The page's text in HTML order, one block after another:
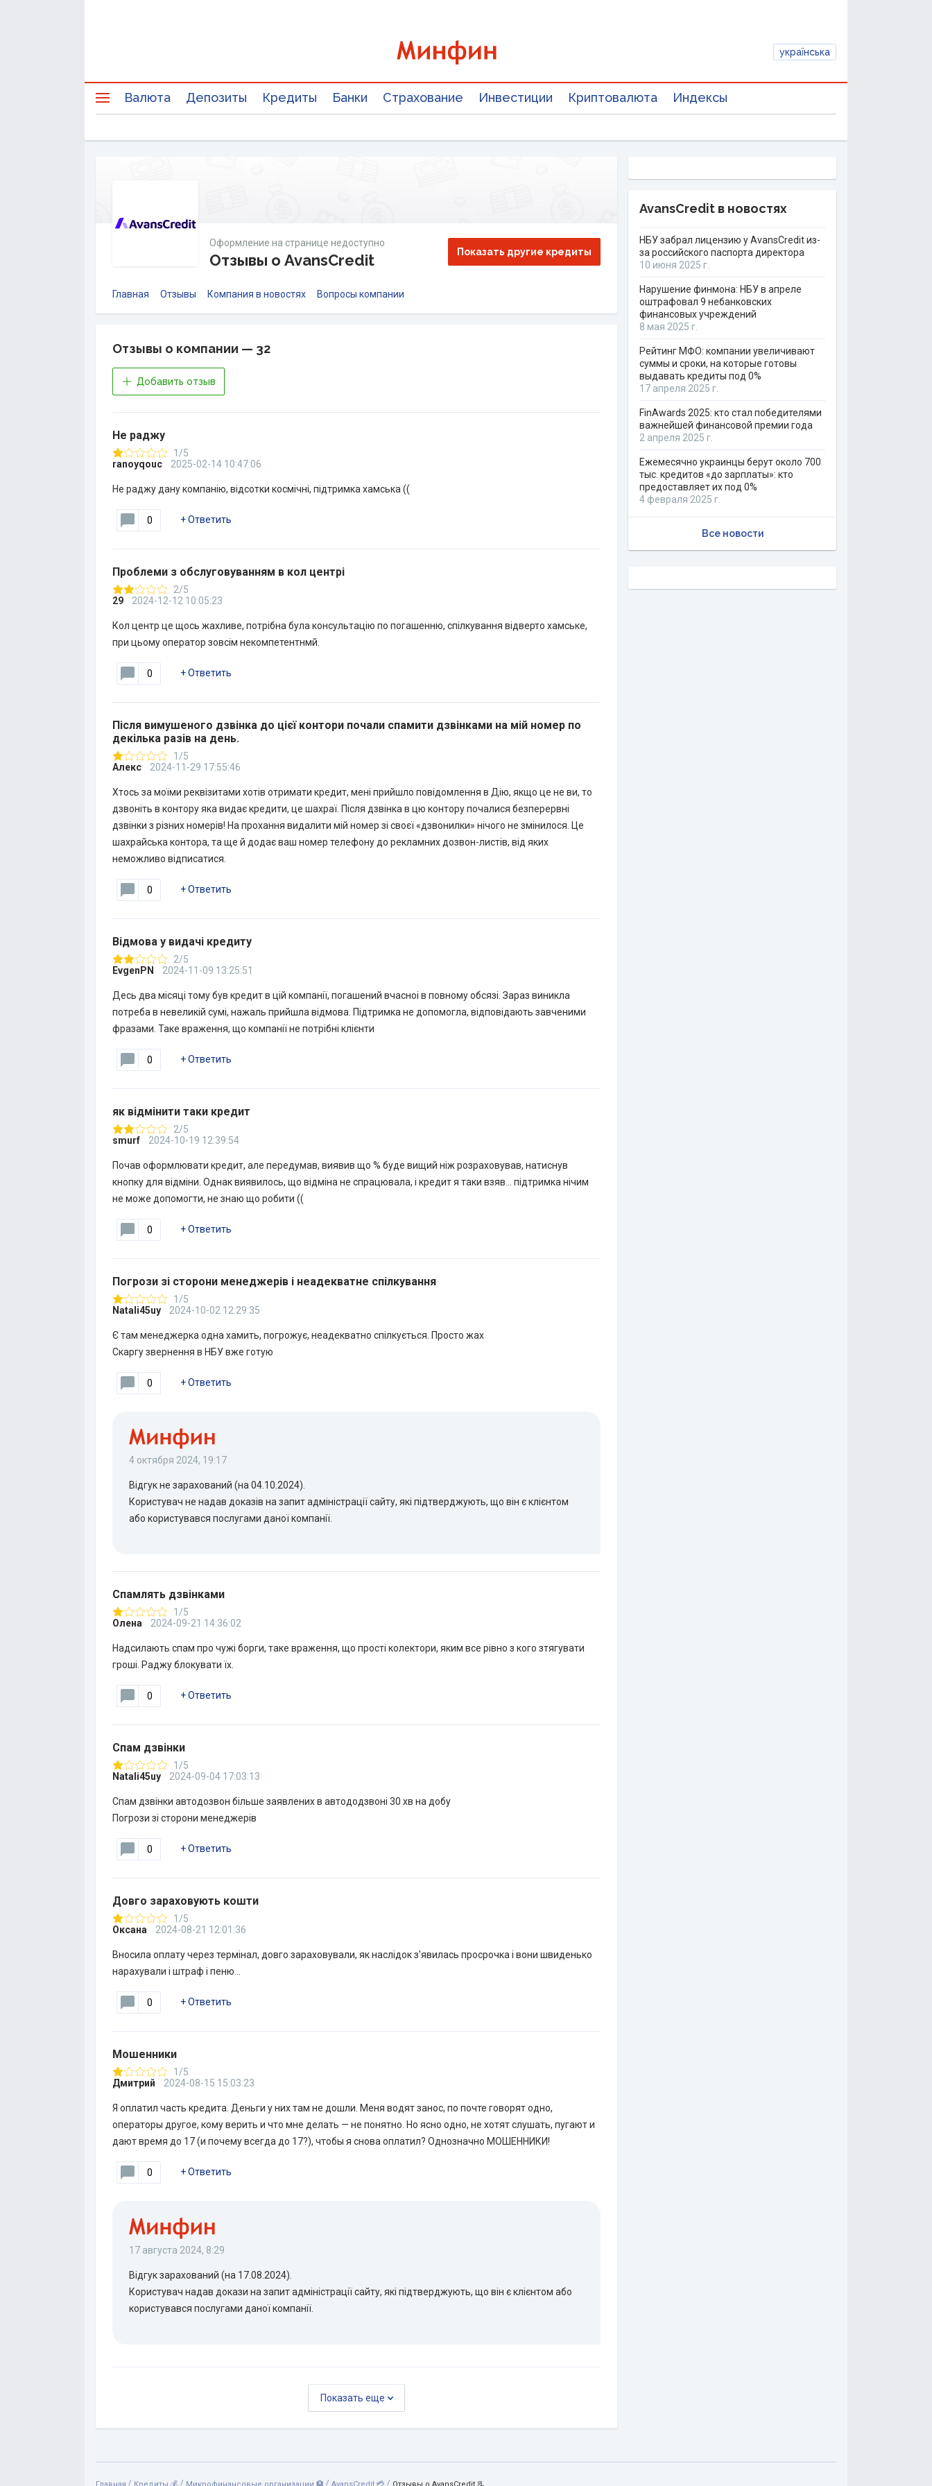
українська
Валюта Депозиты Кредиты Банки Страхование Инвестиции Криптовалюта Индексы
Оформление на странице недоступно
Отзывы о AvansCredit Показать другие кредиты
Главная Отзывы Компания в новостях Вопросы компании
Отзывы о компании — 32
Добавить отзыв
Не раджу
1/5
ranoyqouc
2025-02-14 10:47:06
Не раджу дану компанію, відсотки космічні, підтримка хамська ((
0 +Ответить
Проблеми з обслуговуванням в кол центрі
2/5
29
2024-12-12 10:05:23
Кол центр це щось жахливе, потрібна була консультацію по погашенню, спілкування відверто хамське,
при цьому оператор зовсім некомпетентнмй.
0 +Ответить
Після вимушеного дзвінка до цієї контори почали спамити дзвінками на мій номер по
декілька разів на день.
1/5
Алекс
2024-11-29 17:55:46
Хтось за моїми реквізитами хотів отримати кредит, мені прийшло повідомлення в Дію, якщо це не ви, то
дзвоніть в контору яка видає кредити, це шахраї. Після дзвінка в цю контору почалися безперервні
дзвінки з різних номерів! На прохання видалити мій номер зі своєї «дзвонилки» нічого не змінилося. Це
шахрайська контора, та ще й додає ваш номер телефону до рекламних дозвон-листів, від яких
неможливо відписатися.
0 +Ответить
Відмова у видачі кредиту
2/5
EvgenPN
2024-11-09 13:25:51
Десь два місяці тому був кредит в цій компанії, погашений вчасноі в повному обсязі. Зараз виникла
потреба в невеликій сумі, нажаль прийшла відмова. Підтримка не допомогла, відповідають завченими
фразами. Таке враження, що компанії не потрібні клієнти
0 +Ответить
як відмінити таки кредит
2/5
smurf
2024-10-19 12:39:54
Почав оформлювати кредит, але передумав, виявив що % буде вищий ніж розраховував, натиснув
кнопку для відміни. Однак виявилось, що відміна не спрацювала, і кредит я таки взяв… підтримка нічим
не може допомогти, не знаю що робити ((
0 +Ответить
Погрози зі сторони менеджерів і неадекватне спілкування
1/5
Natali45uy
2024-10-02 12:29:35
Є там менеджерка одна хамить, погрожує, неадекватно спілкується. Просто жах
Скаргу звернення в НБУ вже готую
0 +Ответить
4 октября 2024, 19:17
Відгук не зарахований (на 04.10.2024).
Користувач не надав доказів на запит адміністрації сайту, які підтверджують, що він є клієнтом
або користувався послугами даної компанії.
Спамлять дзвінками
1/5
Олена
2024-09-21 14:36:02
Надсилають спам про чужі борги, таке враження, що прості колектори, яким все рівно з кого зтягувати
гроші. Раджу блокувати їх.
0 +Ответить
Спам дзвінки
1/5
Natali45uy
2024-09-04 17:03:13
Спам дзвінки автодозвон більше заявлених в автододзвоні 30 хв на добу
Погрози зі сторони менеджерів
0 +Ответить
Довго зараховують кошти
1/5
Оксана
2024-08-21 12:01:36
Вносила оплату через термінал, довго зараховували, як наслідок з'явилась просрочка і вони швиденько
нарахували і штраф і пеню…
0 +Ответить
Мошенники
1/5
Дмитрий
2024-08-15 15:03:23
Я оплатил часть кредита. Деньги у них там не дошли. Меня водят занос, по почте говорят одно,
операторы другое, кому верить и что мне делать — не понятно. Но ясно одно, не хотят слушать, пугают и
дают время до 17 (и почему всегда до 17?), чтобы я снова оплатил? Однозначно МОШЕННИКИ!
0 +Ответить
17 августа 2024, 8:29
Відгук зарахований (на 17.08.2024).
Користувач надав докази на запит адміністрації сайту, які підтверджують, що він є клієнтом або
користувався послугами даної компанії.
Показать еще
AvansCredit в новостях
НБУ забрал лицензию у AvansCredit из-
за российского паспорта директора
10 июня 2025 г.
Нарушение финмона: НБУ в апреле
оштрафовал 9 небанковских
финансовых учреждений
8 мая 2025 г.
Рейтинг МФО: компании увеличивают
суммы и сроки, на которые готовы
выдавать кредиты под 0%
17 апреля 2025 г.
FinAwards 2025: кто стал победителями
важнейшей финансовой премии года
2 апреля 2025 г.
Ежемесячно украинцы берут около 700
тыс. кредитов «до зарплаты»: кто
предоставляет их под 0%
4 февраля 2025 г.
Все новости
Главная / Кредиты 💰 / Микрофинансовые организации 🏦 / AvansCredit 💳 / Отзывы о AvansCredit 📃